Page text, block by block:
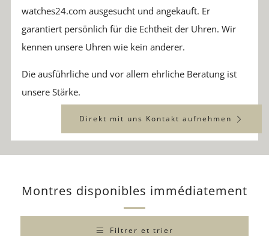
watches24.com ausgesucht und angekauft. Er
garantiert persönlich für die Echtheit der Uhren. Wir
kennen unsere Uhren wie kein anderer.
Die ausführliche und vor allem ehrliche Beratung ist
unsere Stärke.
Direkt mit uns Kontakt aufnehmen
Montres disponibles immédiatement
Filtrer et trier